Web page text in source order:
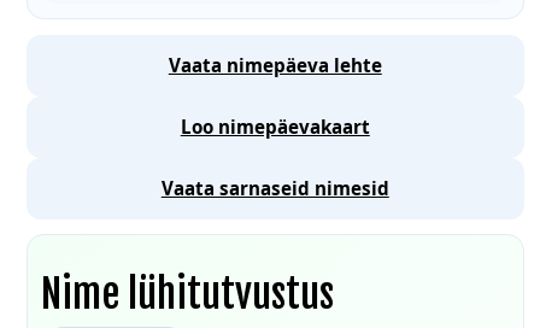
Vaata nimepäeva lehte
Loo nimepäevakaart
Vaata sarnaseid nimesid
Nime lühitutvustus